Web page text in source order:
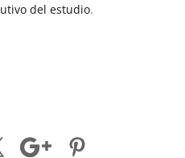
del estudio.